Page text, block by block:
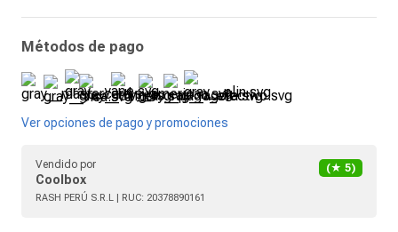
Métodos de pago
Ver opciones de pago y promociones
Vendido por
Coolbox
(★ 5)
RASH PERÚ S.R.L | RUC: 20378890161